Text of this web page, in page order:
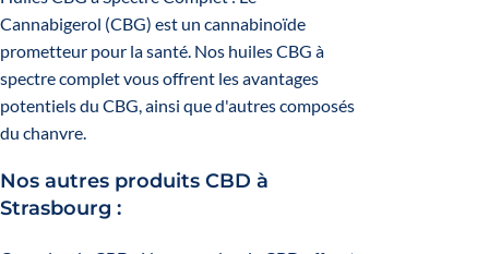
Cannabigerol (CBG) est un cannabinoïde
prometteur pour la santé. Nos huiles CBG à
spectre complet vous offrent les avantages
potentiels du CBG, ainsi que d'autres composés
du chanvre.
Nos autres produits CBD à
Strasbourg :